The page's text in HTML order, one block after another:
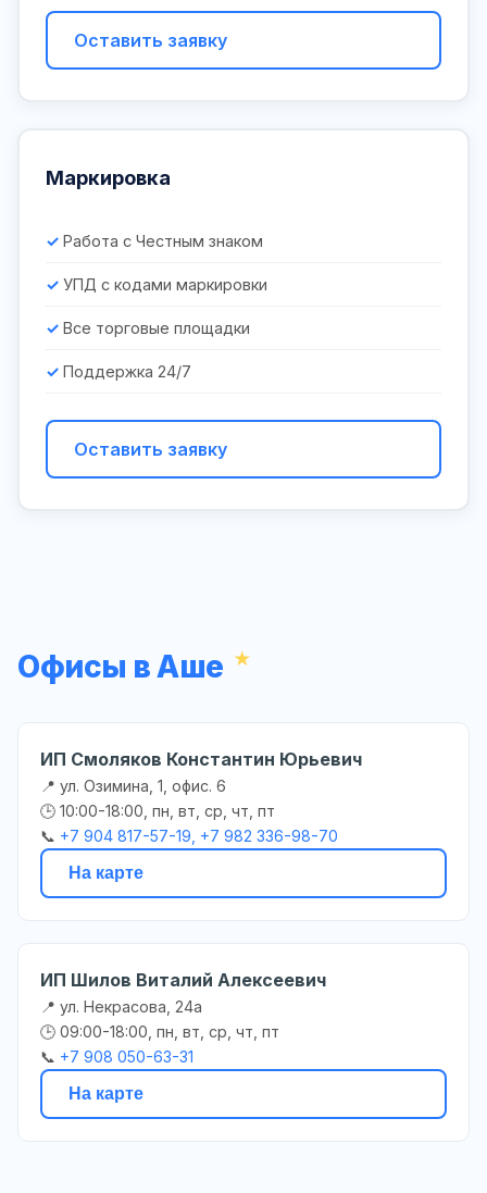
Оставить заявку
Маркировка
Работа с Честным знаком
УПД с кодами маркировки
Все торговые площадки
Поддержка 24/7
Оставить заявку
Офисы в Аше
ИП Смоляков Константин Юрьевич
📍 ул. Озимина, 1, офис. 6
🕒 10:00-18:00, пн, вт, ср, чт, пт
📞 +7 904 817-57-19, +7 982 336-98-70
На карте
ИП Шилов Виталий Алексеевич
📍 ул. Некрасова, 24а
🕒 09:00-18:00, пн, вт, ср, чт, пт
📞 +7 908 050-63-31
На карте